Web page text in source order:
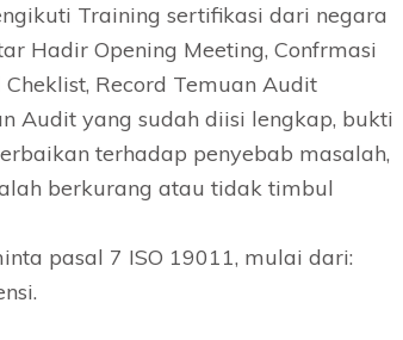
Training sertifikasi dari negara
Hadir Opening Meeting, Confrmasi
Record Temuan Audit
Audit yang sudah diisi lengkap, bukti
terhadap penyebab masalah,
berkurang atau tidak timbul
pasal 7 ISO 19011, mulai dari: